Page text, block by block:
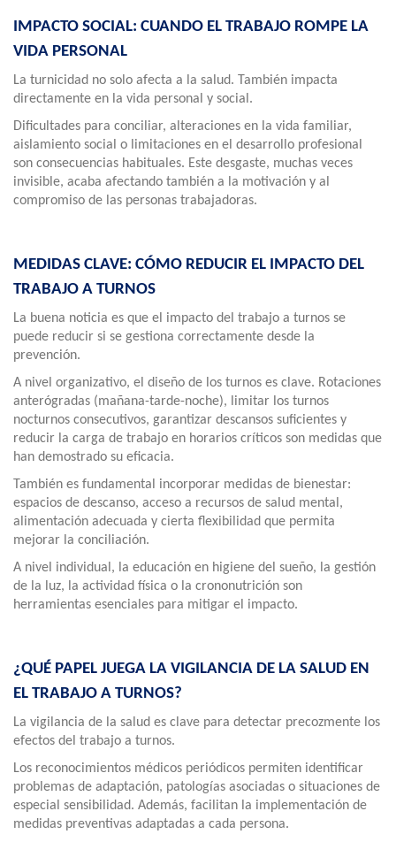
IMPACTO SOCIAL: CUANDO EL TRABAJO ROMPE LA
VIDA PERSONAL
La turnicidad no solo afecta a la salud. También impacta
directamente en la vida personal y social.
Dificultades para conciliar, alteraciones en la vida familiar,
aislamiento social o limitaciones en el desarrollo profesional
son consecuencias habituales. Este desgaste, muchas veces
invisible, acaba afectando también a la motivación y al
compromiso de las personas trabajadoras.
MEDIDAS CLAVE: CÓMO REDUCIR EL IMPACTO DEL
TRABAJO A TURNOS
La buena noticia es que el impacto del trabajo a turnos se
puede reducir si se gestiona correctamente desde la
prevención.
A nivel organizativo, el diseño de los turnos es clave. Rotaciones
anterógradas (mañana-tarde-noche), limitar los turnos
nocturnos consecutivos, garantizar descansos suficientes y
reducir la carga de trabajo en horarios críticos son medidas que
han demostrado su eficacia.
También es fundamental incorporar medidas de bienestar:
espacios de descanso, acceso a recursos de salud mental,
alimentación adecuada y cierta flexibilidad que permita
mejorar la conciliación.
A nivel individual, la educación en higiene del sueño, la gestión
de la luz, la actividad física o la crononutrición son
herramientas esenciales para mitigar el impacto.
¿QUÉ PAPEL JUEGA LA VIGILANCIA DE LA SALUD EN
EL TRABAJO A TURNOS?
La vigilancia de la salud es clave para detectar precozmente los
efectos del trabajo a turnos.
Los reconocimientos médicos periódicos permiten identificar
problemas de adaptación, patologías asociadas o situaciones de
especial sensibilidad. Además, facilitan la implementación de
medidas preventivas adaptadas a cada persona.